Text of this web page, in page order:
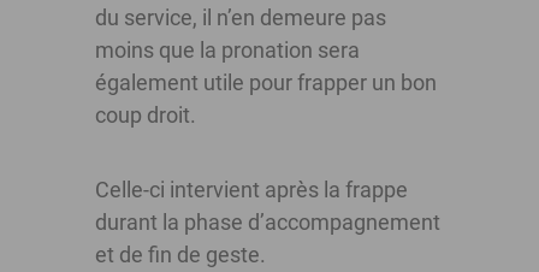
du service, il n’en demeure pas
moins que la pronation sera
également utile pour frapper un bon
coup droit.
Celle-ci intervient après la frappe
durant la phase d’accompagnement
et de fin de geste.